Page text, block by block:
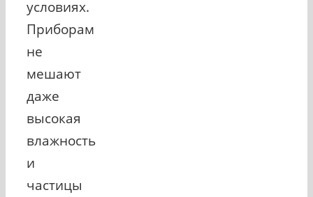
условиях.
Приборам
не
мешают
даже
высокая
влажность
и
частицы